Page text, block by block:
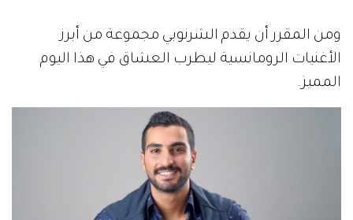
ومن المقرر أن يقدم الشرنوبي مجموعة من أبرز
الأغنيات الرومانسية ليطرب العشاق في هذا اليوم
المميز.